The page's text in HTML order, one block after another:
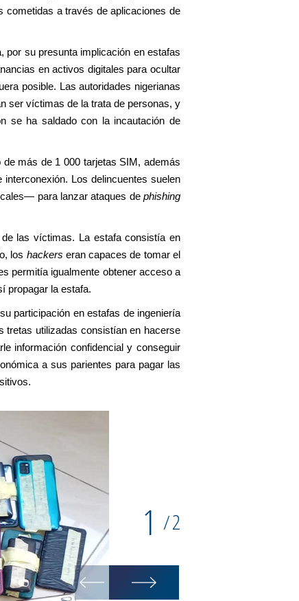
cometidas a través de aplicaciones de
por su presunta implicación en estafas
en activos digitales para ocultar
posible. Las autoridades nigerianas
ser víctimas de la trata de personas, y
se ha saldado con la incautación de
más de 1 000 tarjetas SIM, además
Los delincuentes suelen
para lanzar ataques de phishing
las víctimas. La estafa consistía en
los hackers eran capaces de tomar el
permitía igualmente obtener acceso a
propagar la estafa.
participación en estafas de ingeniería
tretas utilizadas consistían en hacerse
información confidencial y conseguir
a sus parientes para pagar las
1 /2